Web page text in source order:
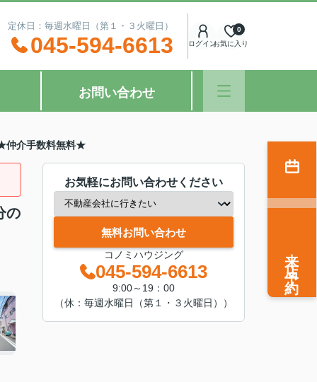
休日：毎週水曜日（第１・３火曜日）
045-594-6613 ログインお気に入り
0
お問い合わせ
★仲介手数料無料★
の
お気軽にお問い合わせください
無料お問い合わせ
コノミハウジング
045-594-6613
9:00～19：00
（休：毎週水曜日（第１・３火曜日））
来店予約